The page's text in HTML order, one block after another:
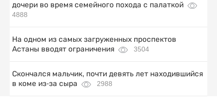
дочери во время семейного похода с палаткой
4888
На одном из самых загруженных проспектов
Астаны вводят ограничения
3504
Скончался мальчик, почти девять лет находившийся
в коме из-за сыра
2988